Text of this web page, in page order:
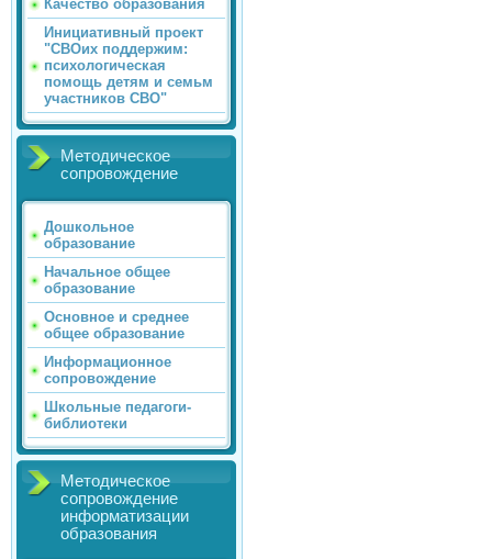
Качество образования
Инициативный проект
"СВОих поддержим:
психологическая
помощь детям и семьм
участников СВО"
Методическое
сопровождение
Дошкольное
образование
Начальное общее
образование
Основное и среднее
общее образование
Информационное
сопровождение
Школьные педагоги-
библиотеки
Методическое
сопровождение
информатизации
образования